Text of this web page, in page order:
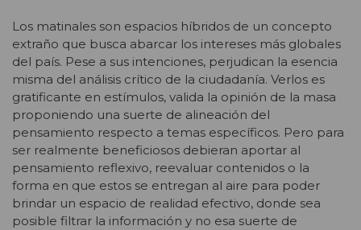
Los matinales son espacios híbridos de un concepto
extraño que busca abarcar los intereses más globales
del país. Pese a sus intenciones, perjudican la esencia
misma del análisis crítico de la ciudadanía. Verlos es
gratificante en estímulos, valida la opinión de la masa
proponiendo una suerte de alineación del
pensamiento respecto a temas específicos. Pero para
ser realmente beneficiosos debieran aportar al
pensamiento reflexivo, reevaluar contenidos o la
forma en que estos se entregan al aire para poder
brindar un espacio de realidad efectivo, donde sea
posible filtrar la información y no esa suerte de